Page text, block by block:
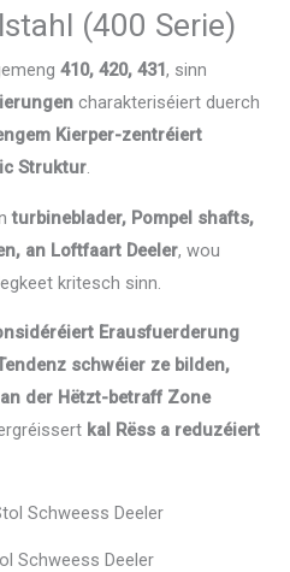
(400 Serie)
410, 420, 431, sinn
charakteriséiert duerch
Kierper-zentréiert
Struktur.
turbineblader, Pompel shafts,
an Loftfaart Deeler, wou
kritesch sinn.
Erausfuerderung
schwéier ze bilden,
der Hëtzt-betraff Zone
kal Rëss a reduzéiert
Schweess Deeler